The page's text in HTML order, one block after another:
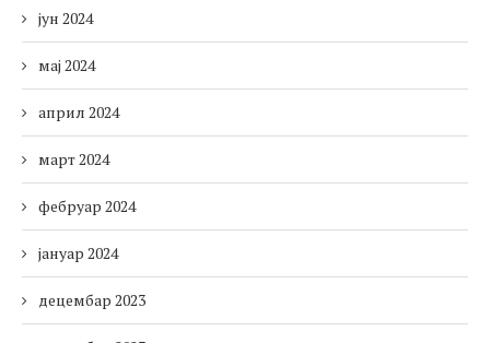
јун 2024
мај 2024
април 2024
март 2024
фебруар 2024
јануар 2024
децембар 2023